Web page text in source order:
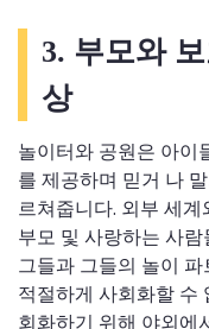
3. 부모와
상
놀이터와 공원은 아이
를 제공하며 믿거 나
르쳐줍니다. 외부 세
부모 및 사랑하는 사
그들과 그들의 놀이
적절하게 사회화할 수
회화하기 위해 야외에